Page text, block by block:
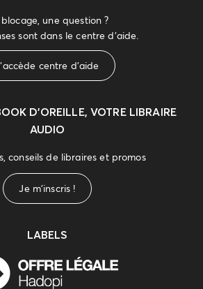
blocage, une question ?
sont dans le centre d'aide.
centre d'aide
D’OREILLE, VOTRE LIBRAIRE
AUDIO
conseils de libraires et promos
Je m'inscris !
LABELS